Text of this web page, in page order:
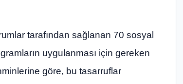
tarafından sağlanan 70 sosyal
uygulanması için gereken
göre, bu tasarruflar